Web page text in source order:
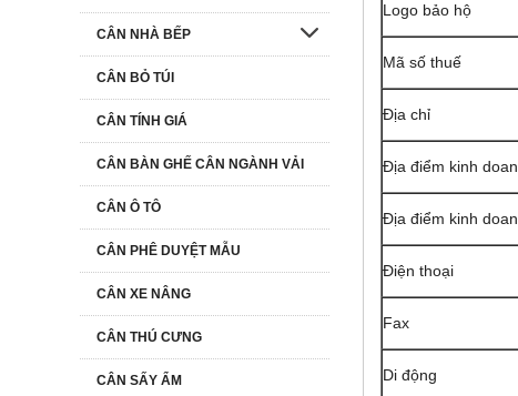
Logo bảo hộ
Mã số thuế
Địa chỉ
Địa điểm kinh
Địa điểm kinh
Điện thoại
Fax
Di động
CÂN NHÀ BẾP
CÂN BỎ TÚI
CÂN TÍNH GIÁ
CÂN BÀN GHẾ CÂN NGÀNH VẢI
CÂN Ô TÔ
CÂN PHÊ DUYỆT MẪU
CÂN XE NÂNG
CÂN THÚ CƯNG
CÂN SẤY ẨM